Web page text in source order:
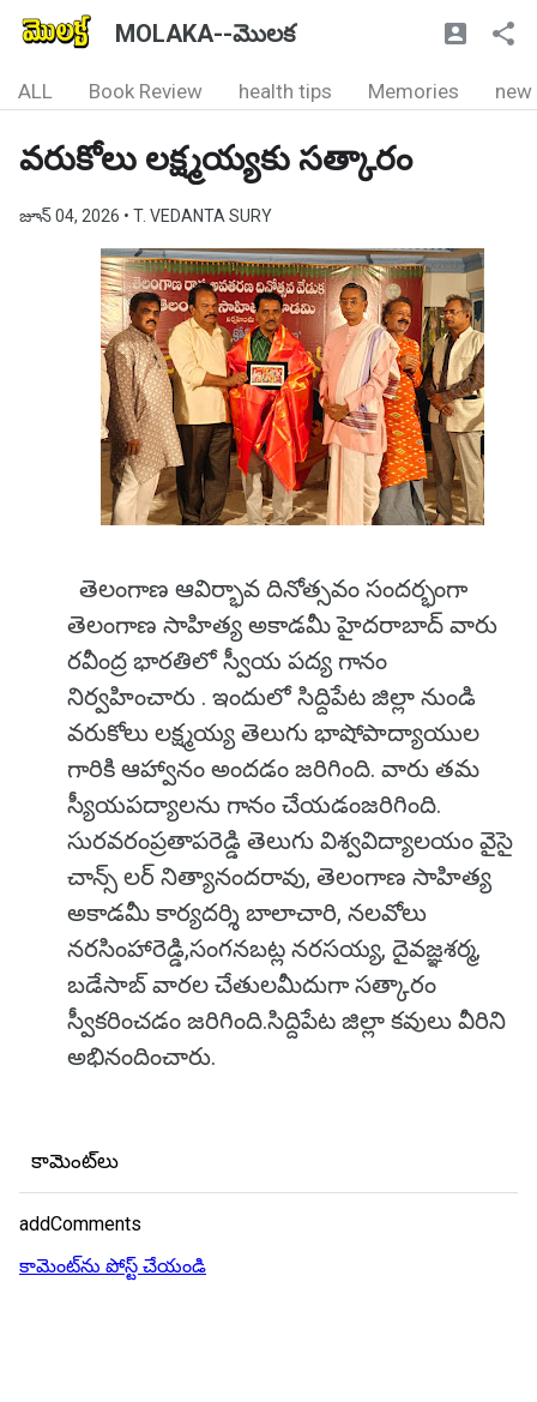
MOLAKA--మొలక
ALL Book Review health tips Memories new
వరుకోలు లక్ష్మయ్యకు సత్కారం
జూన్ 04, 2026 • T. VEDANTA SURY
తెలంగాణ ఆవిర్భావ దినోత్సవం సందర్భంగా
తెలంగాణ సాహిత్య అకాడమీ హైదరాబాద్ వారు
రవీంద్ర భారతిలో స్వీయ పద్య గానం
నిర్వహించారు . ఇందులో సిద్దిపేట జిల్లా నుండి
వరుకోలు లక్ష్మయ్య తెలుగు భాషోపాద్యాయుల
గారికి ఆహ్వానం అందడం జరిగింది. వారు తమ
స్యీయపద్యాలను గానం చేయడంజరిగింది.
సురవరంప్రతాపరెడ్డి తెలుగు విశ్వవిద్యాలయం వైసై
చాన్స్ లర్ నిత్యానందరావు, తెలంగాణ సాహిత్య
అకాడమీ కార్యదర్శి బాలాచారి, నలవోలు
నరసింహారెడ్డి,సంగనబట్ల నరసయ్య, దైవజ్ఞశర్మ,
బడేసాబ్ వారల చేతులమీదుగా సత్కారం
స్వీకరించడం జరిగింది.సిద్దిపేట జిల్లా కవులు వీరిని
అభినందించారు.
కామెంట్‌లు
addComments
కామెంట్‌ను పోస్ట్ చేయండి